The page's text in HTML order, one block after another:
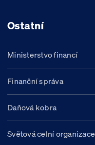
Ostatní
Ministerstvo financí
Finanční správa
Daňová kobra
Světová celní organizace